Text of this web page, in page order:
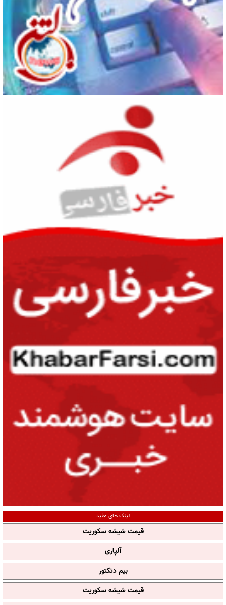
لینک های مفید
قیمت شیشه سکوریت
آلپاری
بیم دتکتور
قیمت شیشه سکوریت